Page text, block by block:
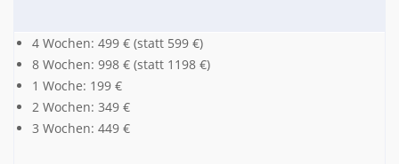
4 Wochen: 499 € (statt 599 €)
8 Wochen: 998 € (statt 1198 €)
1 Woche: 199 €
2 Wochen: 349 €
3 Wochen: 449 €